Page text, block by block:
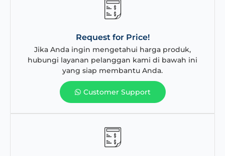
Request for Price!
Jika Anda ingin mengetahui harga produk,
hubungi layanan pelanggan kami di bawah ini
yang siap membantu Anda.
Customer Support